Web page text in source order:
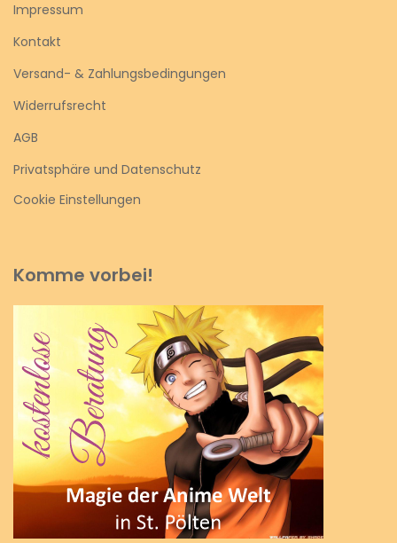
Impressum
Kontakt
Versand- & Zahlungsbedingungen
Widerrufsrecht
AGB
Privatsphäre und Datenschutz
Cookie Einstellungen
Komme vorbei!